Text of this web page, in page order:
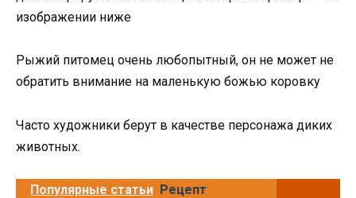
изображении ниже
Рыжий питомец очень любопытный, он не может не
обратить внимание на маленькую божью коровку
Часто художники берут в качестве персонажа диких
животных.
Популярные статьи Рецепт